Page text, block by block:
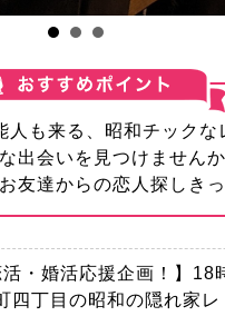
も来る、昭和チックな
出会いを見つけません
友達からの恋人探しき
・婚活応援企画！】18
丁目の昭和の隠れ家